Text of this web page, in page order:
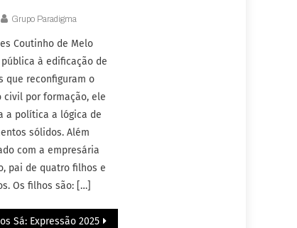
Grupo Paradigma
Coutinho de Melo
à edificação de
que reconfiguram o
civil por formação, ele
a política a lógica de
sólidos. Além
com a empresária
pai de quatro filhos e
Os filhos são: […]
Sá: Expressão 2025